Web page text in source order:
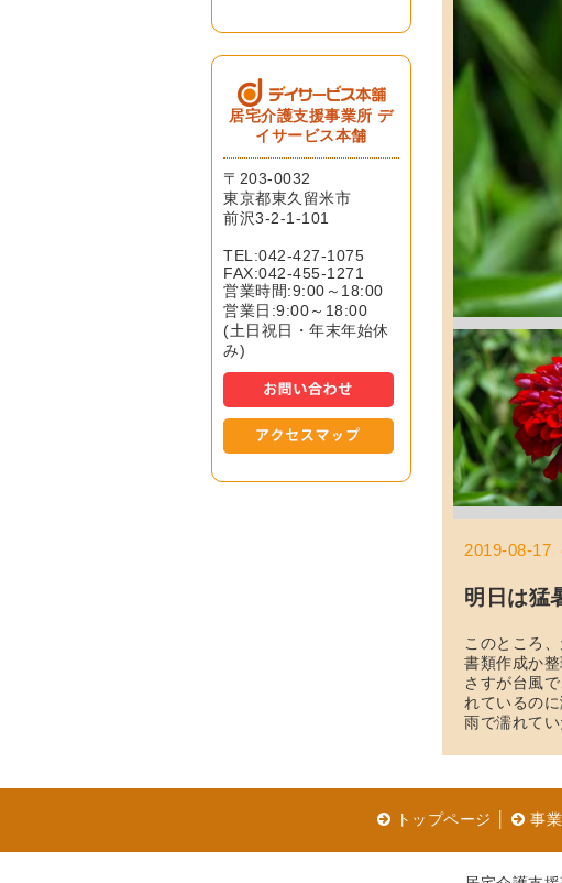
居宅介護支援事業所 デ
イサービス本舗
〒203-0032
東京都東久留米市
前沢3-2-1-101
TEL:042-427-1075
FAX:042-455-1271
営業時間:9:00～18:00
営業日:9:00～18:00
(土日祝日・年末年始休
み)
2019-08-17
明日は猛
このところ
書類作成か整
さすが台風
れているの
雨で濡れて
トップページ │ 事